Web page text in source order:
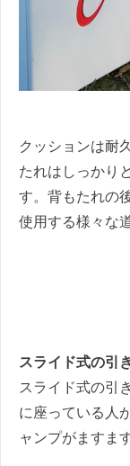
クッションは耐
たれはしっかり
す。背もたれの
使用する様々な
スライド式の引
スライド式の引
に座っている人
ャンプがますま